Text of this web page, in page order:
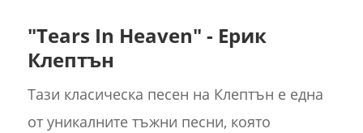
"Tears In Heaven" - Ерик
Клептън
Тази класическа песен на Клептън е една
от уникалните тъжни песни, която